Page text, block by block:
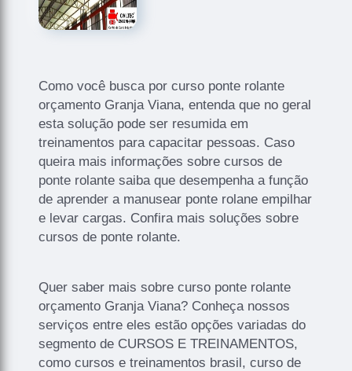
Como você busca por curso ponte rolante
orçamento Granja Viana, entenda que no geral
esta solução pode ser resumida em
treinamentos para capacitar pessoas. Caso
queira mais informações sobre cursos de
ponte rolante saiba que desempenha a função
de aprender a manusear ponte rolane empilhar
e levar cargas. Confira mais soluções sobre
cursos de ponte rolante.
Quer saber mais sobre curso ponte rolante
orçamento Granja Viana? Conheça nossos
serviços entre eles estão opções variadas do
segmento de CURSOS E TREINAMENTOS,
como cursos e treinamentos brasil, curso de